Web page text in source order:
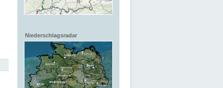
Niederschlagsradar